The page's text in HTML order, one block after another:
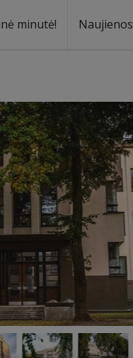
minutė! Naujienos